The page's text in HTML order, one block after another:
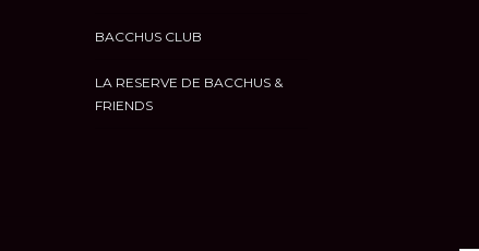
BACCHUS CLUB
LA RESERVE DE BACCHUS &
FRIENDS